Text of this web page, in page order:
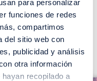
para personalizar
funciones de redes
compartimos
del sitio web con
publicidad y análisis
otra información
recopilado a